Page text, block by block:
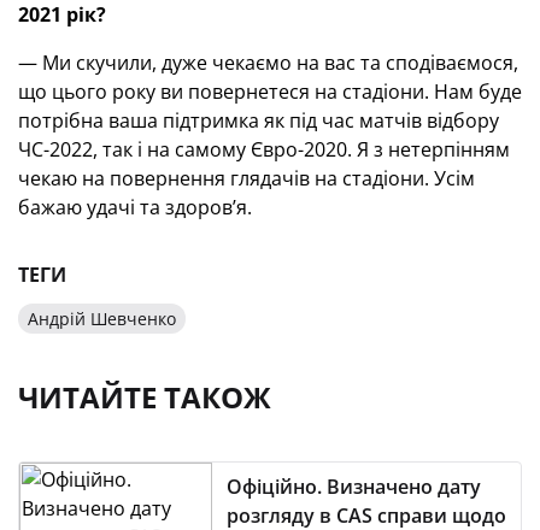
2021 рік?
— Ми скучили, дуже чекаємо на вас та сподіваємося,
що цього року ви повернетеся на стадіони. Нам буде
потрібна ваша підтримка як під час матчів відбору
ЧС-2022, так і на самому Євро-2020. Я з нетерпінням
чекаю на повернення глядачів на стадіони. Усім
бажаю удачі та здоров’я.
ТЕГИ
Андрій Шевченко
ЧИТАЙТЕ ТАКОЖ
Офіційно. Визначено дату
розгляду в CAS справи щодо